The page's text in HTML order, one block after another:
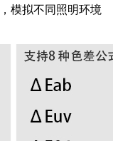
，模拟不同照明环境